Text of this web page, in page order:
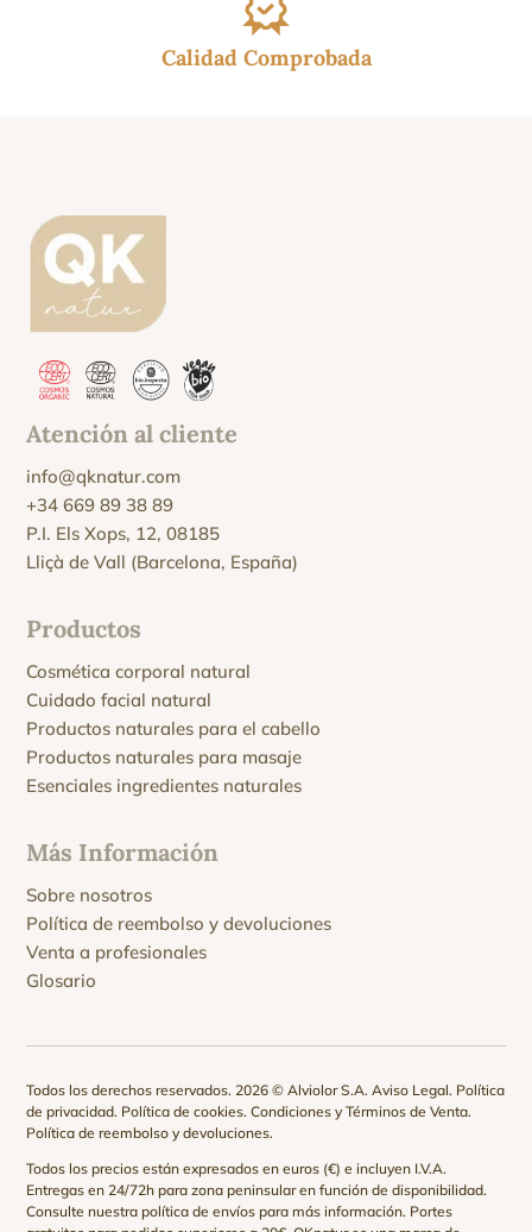
Calidad Comprobada
Atención al cliente
info@qknatur.com
+34 669 89 38 89
P.I. Els Xops, 12, 08185
Lliçà de Vall (Barcelona, España)
Productos
Cosmética corporal natural
Cuidado facial natural
Productos naturales para el cabello
Productos naturales para masaje
Esenciales ingredientes naturales
Más Información
Sobre nosotros
Política de reembolso y devoluciones
Venta a profesionales
Glosario
Todos los derechos reservados. 2026 © Alviolor S.A.Aviso Legal. Política
de privacidad. Política de cookies.Condiciones y Términos de Venta.
Política de reembolso y devoluciones.
Todos los precios están expresados en euros (€) e incluyen I.V.A.
Entregas en 24/72h para zona peninsular en función de disponibilidad.
Consulte nuestrapolítica de envíos para más información. Portes